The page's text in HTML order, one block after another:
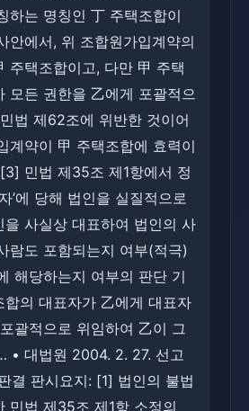
하는 명칭인 丁 주택조합이
안에서, 위 조합원가입계약의
주택조합이고, 다만 甲 주택
모든 권한을 乙에게 포괄적으
법 제62조에 위반한 것이어
계약이 甲 주택조합에 효력이
민법 제35조 제1항에서 정
’에 당해 법인을 실질적으로
을 사실상 대표하여 법인의 사
람도 포함되는지 여부(적극)
해당하는지 여부의 판단 기
의 대표자가 乙에게 대표자
괄적으로 위임하여 乙이 그
• 대법원 2004. 2. 27. 선고
결 판시요지: [1] 법인의 불법
민법 제35조 제1항 소정의